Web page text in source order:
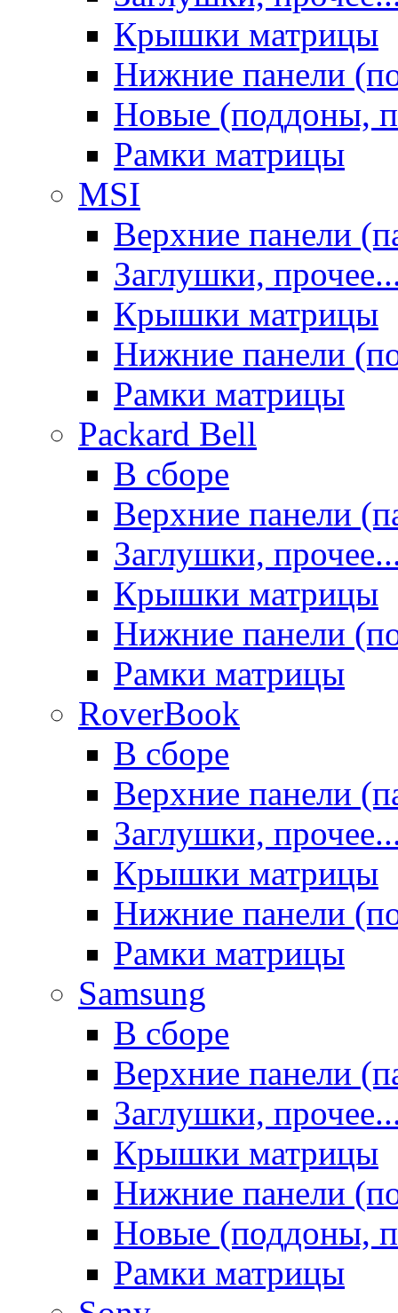
Крышки матрицы
Нижние панели
Новые (поддоны,
Рамки матрицы
MSI
Верхние панели
Заглушки,
Крышки матрицы
Нижние панели
Рамки матрицы
Packard Bell
В сборе
Верхние панели
Заглушки,
Крышки матрицы
Нижние панели
Рамки матрицы
RoverBook
В сборе
Верхние панели
Заглушки,
Крышки матрицы
Нижние панели
Рамки матрицы
Samsung
В сборе
Верхние панели
Заглушки,
Крышки матрицы
Нижние панели
Новые (поддоны,
Рамки матрицы